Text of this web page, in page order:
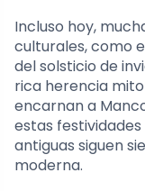
Incluso hoy,
culturales, como
del solsticio de
rica herencia
encarnan a
estas
antiguas siguen
moderna.